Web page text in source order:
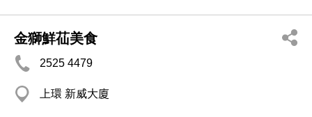
金獅鮮苮美食
2525 4479
上環 新威大廈